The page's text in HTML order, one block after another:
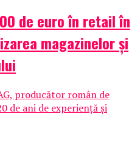
de euro în retail în
magazinelor și
producător român de
de ani de experiență și